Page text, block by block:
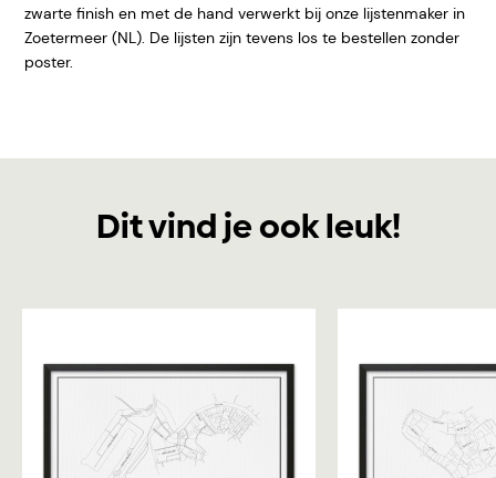
zwarte finish en met de hand verwerkt bij onze lijstenmaker in
Zoetermeer (NL). De lijsten zijn tevens los te bestellen zonder
poster.
Dit vind je ook leuk!